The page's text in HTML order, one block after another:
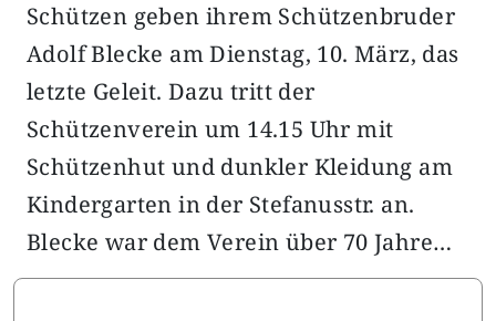
Schützen geben ihrem Schützenbruder
Adolf Blecke am Dienstag, 10. März, das
letzte Geleit. Dazu tritt der
Schützenverein um 14.15 Uhr mit
Schützenhut und dunkler Kleidung am
Kindergarten in der Stefanusstr. an.
Blecke war dem Verein über 70 Jahre…